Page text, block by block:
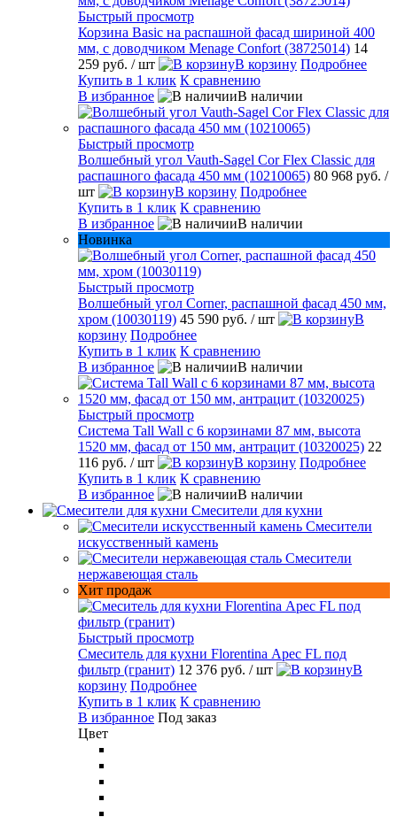
Быстрый просмотр
Корзина Basic на распашной фасад шириной 400
мм, с доводчиком Menage Confort (38725014) 14
259 руб. / шт В корзину Подробнее
Купить в 1 клик К сравнению
В избранное
В наличии
Быстрый просмотр
Волшебный угол Vauth-Sagel Cor Flex Classic для
распашного фасада 450 мм (10210065) 80 968 руб. /
шт
В корзину Подробнее
Купить в 1 клик К сравнению
В избранное
В наличии
Новинка
Быстрый просмотр
Волшебный угол Corner, распашной фасад 450 мм,
хром (10030119) 45 590 руб. / шт
В
корзину Подробнее
Купить в 1 клик К сравнению
В избранное
В наличии
Быстрый просмотр
Система Tall Wall с 6 корзинами 87 мм, высота
1520 мм, фасад от 150 мм, антрацит (10320025) 22
116 руб. / шт В корзину Подробнее
Купить в 1 клик К сравнению
В избранное
В наличии
Смесители для кухни
Смесители
искусственный камень
Смесители
нержавеющая сталь
Хит продаж
Быстрый просмотр
Смеситель для кухни Florentina Арес FL под
фильтр (гранит) 12 376 руб. / шт
В
корзину Подробнее
Купить в 1 клик К сравнению
В избранное Под заказ
Цвет